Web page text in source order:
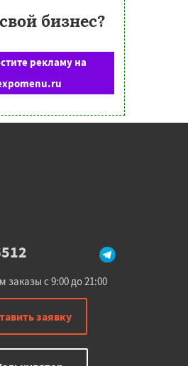
бизнес?
рекламу на
заказы с 9:00 до 21:00
заявку